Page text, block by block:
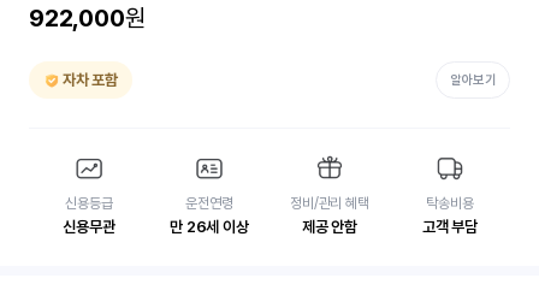
922,000원
자차 포함 알아보기
신용등급
신용무관
운전연령
만 26세 이상
정비/관리 혜택
제공 안함
탁송비용
고객 부담